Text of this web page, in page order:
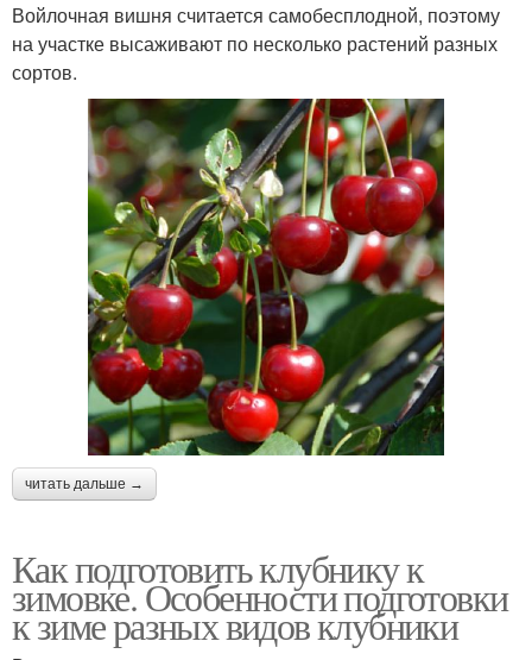
Войлочная вишня считается самобесплодной, поэтому
на участке высаживают по несколько растений разных
сортов.
читать дальше →
Как подготовить клубнику к
зимовке. Особенности подготовки
к зиме разных видов клубники